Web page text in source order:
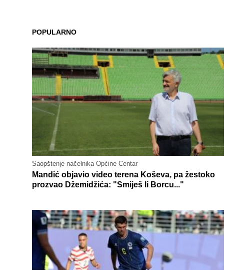
POPULARNO
Saopštenje načelnika Općine Centar
Mandić objavio video terena Koševa, pa žestoko
prozvao Džemidžića: "Smiješ li Borcu..."